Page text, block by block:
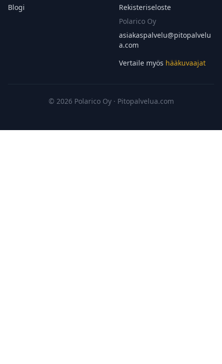
Blogi
Rekisteriseloste
Polarico Oy
asiakaspalvelu@pitopalvelu
a.com
Vertaile myös hääkuvaajat
© 2026 Polarico Oy · Pitopalvelua.com